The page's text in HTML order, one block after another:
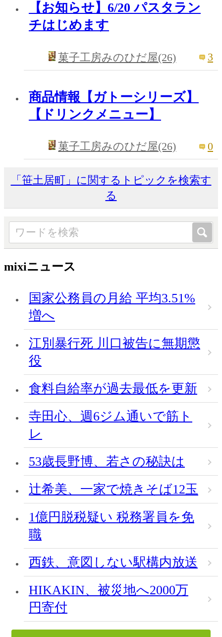
【お知らせ】6/20 パスタラン
チはじめます
菓子工房みのひだ屋(26) 3
商品情報【ガトーシリーズ】
【ドリンクメニュー】
菓子工房みのひだ屋(26) 0
「笹土居町」に関するトピックを検索す
る
mixiニュース
国家公務員の月給 平均3.51%
増へ
江別暴行死 川口被告に無期懲
役
食料自給率が過去最低を更新
寺田心、週6ジム通いで筋ト
レ
53歳長野博、若さの秘訣は
辻希美、一家で焼きそば12玉
1億円脱税疑い 税務署員を免
職
西鉄、意図しない駅構内放送
HIKAKIN、被災地へ2000万
円寄付